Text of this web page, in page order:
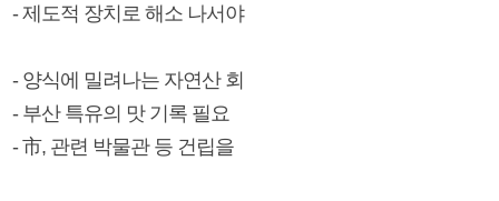
- 제도적 장치로 해소 나서야
- 양식에 밀려나는 자연산 회
- 부산 특유의 맛 기록 필요
- 市, 관련 박물관 등 건립을